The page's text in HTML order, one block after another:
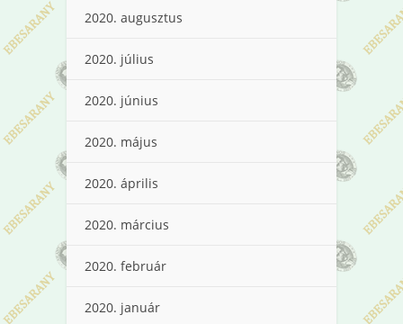
2020. augusztus
2020. július
2020. június
2020. május
2020. április
2020. március
2020. február
2020. január